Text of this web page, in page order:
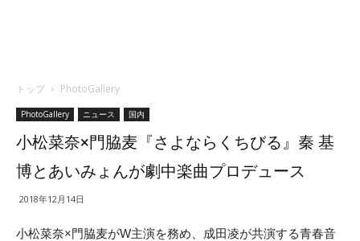
トップ PhotoGallery
PhotoGallery ニュース 国内
小松菜奈×門脇麦『さよならくちびる』秦 基
博とあいみょんが劇中楽曲プロデュース
2018年12月14日
小松菜奈×門脇麦がW主演を務め、成田凌が共演する青春音